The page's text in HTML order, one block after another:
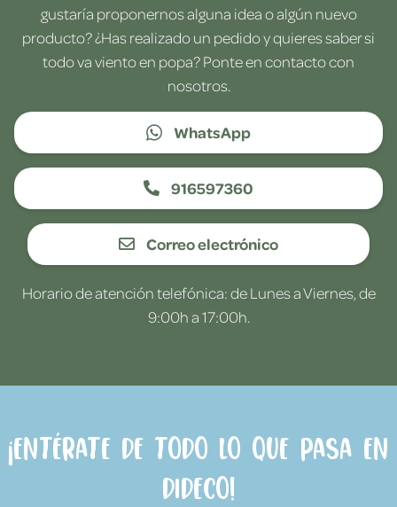
gustaría proponernos alguna idea o algún nuevo
producto? ¿Has realizado un pedido y quieres saber si
todo va viento en popa? Ponte en contacto con
nosotros.
WhatsApp
916597360
Correo electrónico
Horario de atención telefónica: de Lunes a Viernes, de
9:00h a 17:00h.
¡Entérate de todo lo que pasa en
Dideco!